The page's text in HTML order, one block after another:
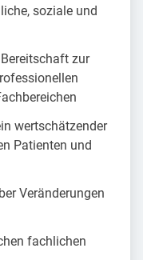
soziale und
zur
wertschätzender
Patienten und
Veränderungen
fachlichen